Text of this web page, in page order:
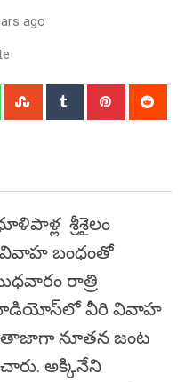
ago
WhatsappStumbleUpon
Tumblr Pinterest
శ్రీశైలం
వివాహ బంధంతో
రాత్రి
వీరి వివాహ
తాజాగా నూతన జంట
అక్కినేని